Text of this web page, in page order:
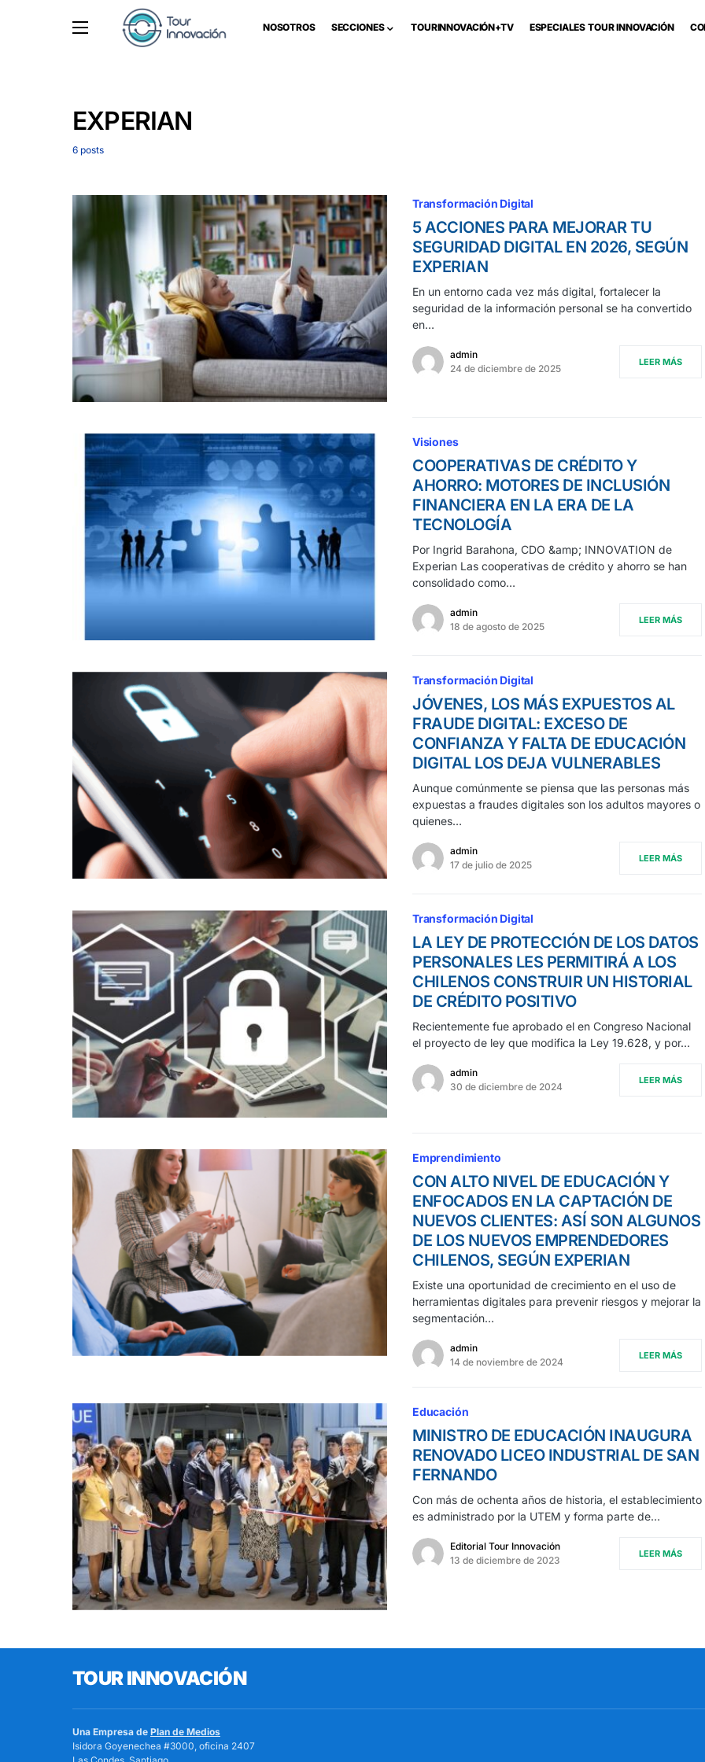
NOSOTROS SECCIONES TOURINNOVACIÓN+TV ESPECIALES TOUR INNOVACIÓN
EXPERIAN
6 posts
Transformación Digital
5 ACCIONES PARA MEJORAR TU
SEGURIDAD DIGITAL EN 2026, SEGÚN
EXPERIAN
En un entorno cada vez más digital, fortalecer la
seguridad de la información personal se ha convertido
en…
admin
24 de diciembre de 2025
LEER MÁS
Visiones
COOPERATIVAS DE CRÉDITO Y
AHORRO: MOTORES DE INCLUSIÓN
FINANCIERA EN LA ERA DE LA
TECNOLOGÍA
Por Ingrid Barahona, CDO &amp; INNOVATION de
Experian Las cooperativas de crédito y ahorro se han
consolidado como…
admin
18 de agosto de 2025
LEER MÁS
Transformación Digital
JÓVENES, LOS MÁS EXPUESTOS AL
FRAUDE DIGITAL: EXCESO DE
CONFIANZA Y FALTA DE EDUCACIÓN
DIGITAL LOS DEJA VULNERABLES
Aunque comúnmente se piensa que las personas más
expuestas a fraudes digitales son los adultos mayores o
quienes…
admin
17 de julio de 2025
LEER MÁS
Transformación Digital
LA LEY DE PROTECCIÓN DE LOS DATOS
PERSONALES LES PERMITIRÁ A LOS
CHILENOS CONSTRUIR UN HISTORIAL
DE CRÉDITO POSITIVO
Recientemente fue aprobado el en Congreso Nacional
el proyecto de ley que modifica la Ley 19.628, y por…
admin
30 de diciembre de 2024
LEER MÁS
Emprendimiento
CON ALTO NIVEL DE EDUCACIÓN Y
ENFOCADOS EN LA CAPTACIÓN DE
NUEVOS CLIENTES: ASÍ SON ALGUNOS
DE LOS NUEVOS EMPRENDEDORES
CHILENOS, SEGÚN EXPERIAN
Existe una oportunidad de crecimiento en el uso de
herramientas digitales para prevenir riesgos y mejorar la
segmentación…
admin
14 de noviembre de 2024
LEER MÁS
Educación
MINISTRO DE EDUCACIÓN INAUGURA
RENOVADO LICEO INDUSTRIAL DE SAN
FERNANDO
Con más de ochenta años de historia, el establecimiento
es administrado por la UTEM y forma parte de…
Editorial Tour Innovación
13 de diciembre de 2023
LEER MÁS
TOUR INNOVACIÓN
Una Empresa de Plan de Medios
Isidora Goyenechea #3000, oficina 2407